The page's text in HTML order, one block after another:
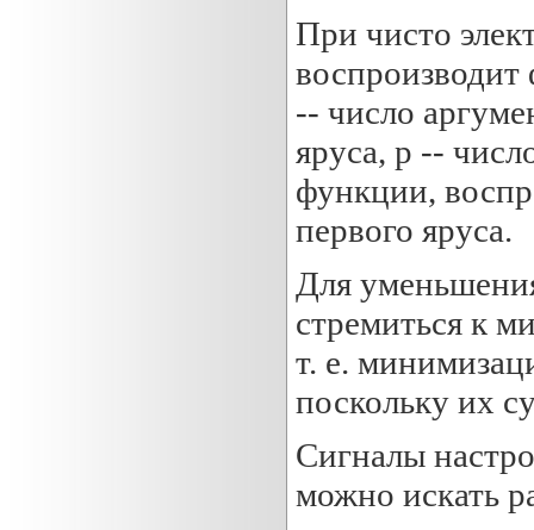
При чисто
-- число
яруса, р --
функции,
первого яруса.
Для
стремиться к
т. е.
поскольку их
Сигналы
можно искать